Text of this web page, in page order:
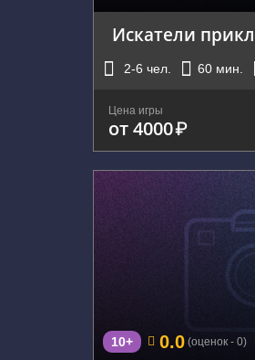
Искатели
2-6 чел. 60 мин.
Цена игры
от 4000₽
г. Екатеринбург,
10+ 0.0 (оценок - 0)